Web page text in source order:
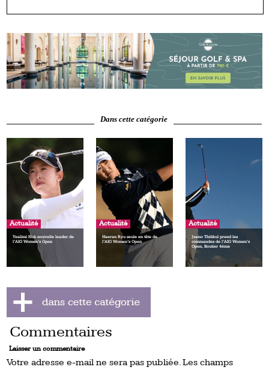
Dans cette catégorie
Actualité
Yealimi Noh nouvelle leader de
l’AIG Women’s Open
Actualité
Haeran Ryu seule en tête de
l’AIG Women’s Open
Actualité
Jeeno Thitikul prend les
commandes de l’AIG Women’s
Open, Boutier 4ème
Commentaires
Laisser un commentaire
Votre adresse e-mail ne sera pas publiée.Les champs